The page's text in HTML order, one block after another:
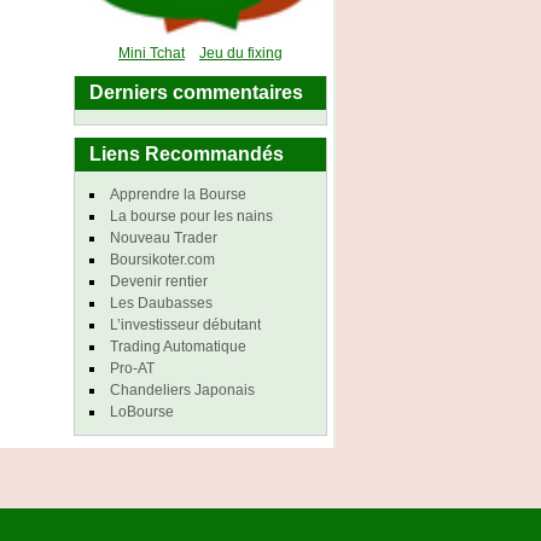
Mini Tchat Jeu du fixing
Derniers commentaires
Liens Recommandés
Apprendre la Bourse
La bourse pour les nains
Nouveau Trader
Boursikoter.com
Devenir rentier
Les Daubasses
L’investisseur débutant
Trading Automatique
Pro-AT
Chandeliers Japonais
LoBourse